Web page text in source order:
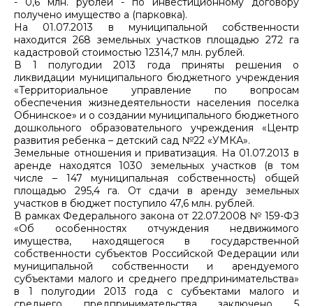
получено имущество а (парковка).
На 01.07.2013 в муниципальной собственности
находится 268 земельных участков площадью 272 га
кадастровой стоимостью 12314,7 млн. рублей.
В 1 полугодии 2013 года приняты решения о
ликвидации муниципального бюджетного учреждения
«Территориальное управление по вопросам
обеспечения жизнедеятельности населения поселка
Обнинское» и о создании муниципального бюджетного
дошкольного образовательного учреждения «Центр
развития ребенка – детский сад №22 «УМКА».
Земельные отношения и приватизация. На 01.07.2013 в
аренде находятся 1030 земельных участков (в том
числе – 147 муниципальная собственность) общей
площадью 295,4 га. От сдачи в аренду земельных
участков в бюджет поступило 47,6 млн. рублей.
В рамках Федерального закона от 22.07.2008 № 159-ФЗ
«Об особенностях отчуждения недвижимого
имущества, находящегося в государственной
собственности субъектов Российской Федерации или
муниципальной собственности и арендуемого
субъектами малого и среднего предпринимательства»
в 1 полугодии 2013 года с субъектами малого и